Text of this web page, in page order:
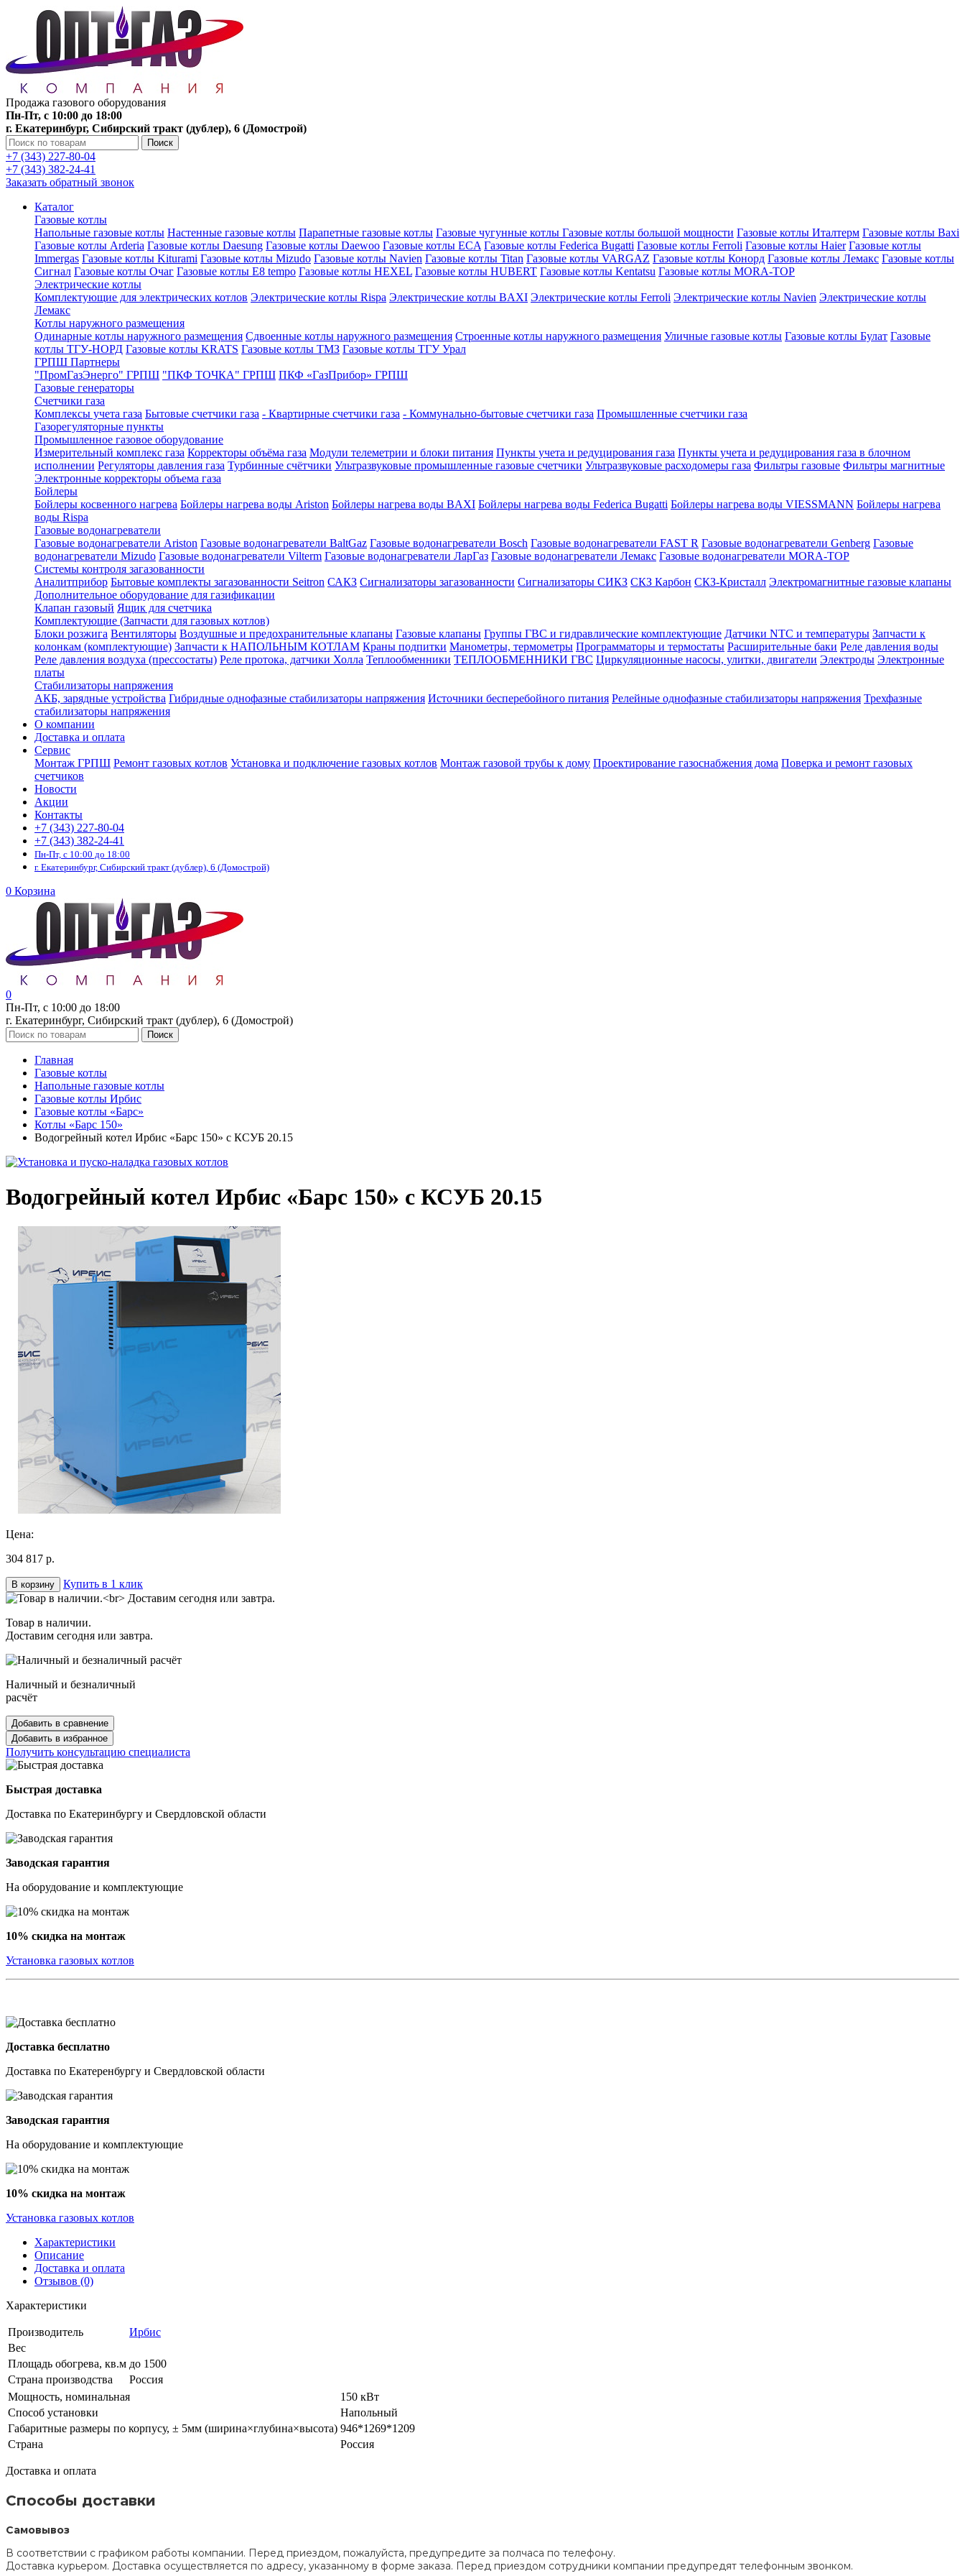
Продажа газового оборудования
Пн-Пт, с 10:00 до 18:00
г. Екатеринбург, Сибирский тракт (дублер), 6 (Домострой)
Поиск
+7 (343) 227-80-04
+7 (343) 382-24-41
Заказать обратный звонок
Каталог
Газовые котлы
Напольные газовые котлы Настенные газовые котлы Парапетные газовые котлы Газовые чугунные котлы Газовые котлы большой мощности Газовые котлы Италтерм Газовые котлы Baxi
Газовые котлы Arderia Газовые котлы Daesung Газовые котлы Daewoo Газовые котлы ECA Газовые котлы Federica Bugatti Газовые котлы Ferroli Газовые котлы Haier Газовые котлы
Immergas Газовые котлы Kiturami Газовые котлы Mizudo Газовые котлы Navien Газовые котлы Titan Газовые котлы VARGAZ Газовые котлы Конорд Газовые котлы Лемакс Газовые котлы
Сигнал Газовые котлы Очаг Газовые котлы E8 tempo Газовые котлы HEXEL Газовые котлы HUBERT Газовые котлы Kentatsu Газовые котлы MORA-TOP
Электрические котлы
Комплектующие для электрических котлов Электрические котлы Rispa Электрические котлы BAXI Электрические котлы Ferroli Электрические котлы Navien Электрические котлы
Лемакс
Котлы наружного размещения
Одинарные котлы наружного размещения Сдвоенные котлы наружного размещения Строенные котлы наружного размещения Уличные газовые котлы Газовые котлы Булат Газовые
котлы ТГУ-НОРД Газовые котлы KRATS Газовые котлы ТМЗ Газовые котлы ТГУ Урал
ГРПШ Партнеры
"ПромГазЭнерго" ГРПШ "ПКФ ТОЧКА" ГРПШ ПКФ «ГазПрибор» ГРПШ
Газовые генераторы
Счетчики газа
Комплексы учета газа Бытовые счетчики газа - Квартирные счетчики газа - Коммунально-бытовые счетчики газа Промышленные счетчики газа
Газорегуляторные пункты
Промышленное газовое оборудование
Измерительный комплекс газа Корректоры объёма газа Модули телеметрии и блоки питания Пункты учета и редуцирования газа Пункты учета и редуцирования газа в блочном
исполнении Регуляторы давления газа Турбинные счётчики Ультразвуковые промышленные газовые счетчики Ультразвуковые расходомеры газа Фильтры газовые Фильтры магнитные
Электронные корректоры объема газа
Бойлеры
Бойлеры косвенного нагрева Бойлеры нагрева воды Ariston Бойлеры нагрева воды BAXI Бойлеры нагрева воды Federica Bugatti Бойлеры нагрева воды VIESSMANN Бойлеры нагрева
воды Rispa
Газовые водонагреватели
Газовые водонагреватели Ariston Газовые водонагреватели BaltGaz Газовые водонагреватели Bosch Газовые водонагреватели FAST R Газовые водонагреватели Genberg Газовые
водонагреватели Mizudo Газовые водонагреватели Vilterm Газовые водонагреватели ЛарГаз Газовые водонагреватели Лемакс Газовые водонагреватели MORA-TOP
Системы контроля загазованности
Аналитприбор Бытовые комплекты загазованности Seitron САКЗ Сигнализаторы загазованности Сигнализаторы СИКЗ СКЗ Карбон СКЗ-Кристалл Электромагнитные газовые клапаны
Дополнительное оборудование для газификации
Клапан газовый Ящик для счетчика
Комплектующие (Запчасти для газовых котлов)
Блоки розжига Вентиляторы Воздушные и предохранительные клапаны Газовые клапаны Группы ГВС и гидравлические комплектующие Датчики NTC и температуры Запчасти к
колонкам (комплектующие) Запчасти к НАПОЛЬНЫМ КОТЛАМ Краны подпитки Манометры, термометры Программаторы и термостаты Расширительные баки Реле давления воды
Реле давления воздуха (прессостаты) Реле протока, датчики Холла Теплообменники ТЕПЛООБМЕННИКИ ГВС Циркуляционные насосы, улитки, двигатели Электроды Электронные
платы
Стабилизаторы напряжения
АКБ, зарядные устройства Гибридные однофазные стабилизаторы напряжения Источники бесперебойного питания Релейные однофазные стабилизаторы напряжения Трехфазные
стабилизаторы напряжения
О компании
Доставка и оплата
Сервис
Монтаж ГРПШ Ремонт газовых котлов Установка и подключение газовых котлов Монтаж газовой трубы к дому Проектирование газоснабжения дома Поверка и ремонт газовых
счетчиков
Новости
Акции
Контакты
+7 (343) 227-80-04
+7 (343) 382-24-41
Пн-Пт, с 10:00 до 18:00
г. Екатеринбург, Сибирский тракт (дублер), 6 (Домострой)
0 Корзина
0
Пн-Пт, с 10:00 до 18:00
г. Екатеринбург, Сибирский тракт (дублер), 6 (Домострой)
Поиск
Главная
Газовые котлы
Напольные газовые котлы
Газовые котлы Ирбис
Газовые котлы «Барс»
Котлы «Барс 150»
Водогрейный котел Ирбис «Барс 150» с КСУБ 20.15
Водогрейный котел Ирбис «Барс 150» с КСУБ 20.15
Цена:
304 817 р.
В корзину Купить в 1 клик
Товар в наличии.
Доставим сегодня или завтра.
Наличный и безналичный
расчёт
Добавить в сравнение
Добавить в избранное
Получить консультацию специалиста
Быстрая доставка
Доставка по Екатеринбургу и Свердловской области
Заводская гарантия
На оборудование и комплектующие
10% скидка на монтаж
Установка газовых котлов
Доставка бесплатно
Доставка по Екатеренбургу и Свердловской области
Заводская гарантия
На оборудование и комплектующие
10% скидка на монтаж
Установка газовых котлов
Характеристики
Описание
Доставка и оплата
Отзывов (0)
Характеристики
Производитель
Ирбис
Вес
Площадь обогрева, кв.м до 1500
Страна производства
Россия
Мощность, номинальная
150 кВт
Способ установки
Напольный
Габаритные размеры по корпусу, ± 5мм (ширина×глубина×высота) 946*1269*1209
Страна
Россия
Доставка и оплата
Способы доставки
Самовывоз
В соответствии с графиком работы компании. Перед приездом, пожалуйста, предупредите за полчаса по телефону.
Доставка курьером. Доставка осуществляется по адресу, указанному в форме заказа. Перед приездом сотрудники компании предупредят телефонным звонком.